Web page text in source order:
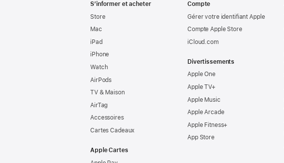
S’informer et acheter
Store
Mac
iPad
iPhone
Watch
AirPods
TV & Maison
AirTag
Accessoires
Cartes Cadeaux
Apple Cartes
Compte
Gérer votre identifiant Apple
Compte Apple Store
iCloud.com
Divertissements
Apple One
Apple TV+
Apple Music
Apple Arcade
Apple Fitness+
App Store